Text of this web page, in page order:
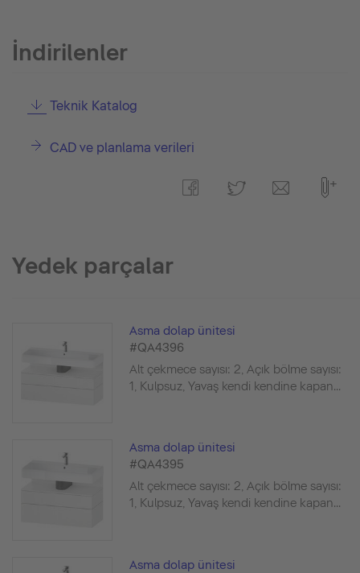
İndirilenler
Teknik Katalog
CAD ve planlama verileri
Yedek parçalar
Asma dolap ünitesi
#QA4396
Alt çekmece sayısı: 2, Açık bölme sayısı:
1, Kulpsuz, Yavaş kendi kendine kapan...
Asma dolap ünitesi
#QA4395
Alt çekmece sayısı: 2, Açık bölme sayısı:
1, Kulpsuz, Yavaş kendi kendine kapan...
Asma dolap ünitesi